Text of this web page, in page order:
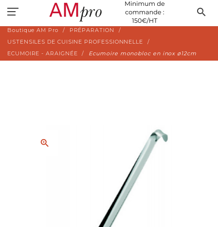
search
Boutique AM Pro
PRÉPARATION
USTENSILES DE CUISINE PROFESSIONNELLE
ECUMOIRE - ARAIGNÉE
Ecumoire monobloc en inox ø12cm
zoom_in